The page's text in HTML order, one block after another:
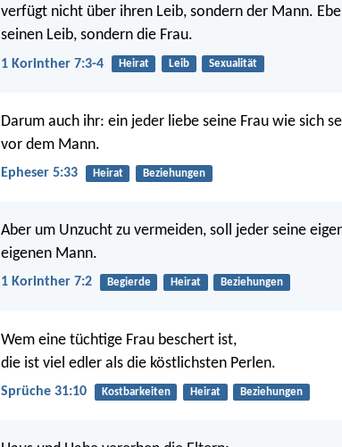
verfügt nicht über ihren Leib, sondern der Mann.
seinen Leib, sondern die Frau.
1 Korinther 7:3-4 Heirat Leib Sexualität
Darum auch ihr: ein jeder liebe seine Frau wie sich
vor dem Mann.
Epheser 5:33 Heirat Beziehungen
Aber um Unzucht zu vermeiden, soll jeder seine
eigenen Mann.
1 Korinther 7:2 Begierde Heirat Beziehungen
Wem eine tüchtige Frau beschert ist,
die ist viel edler als die köstlichsten Perlen.
Sprüche 31:10 Kostbarkeiten Heirat Beziehungen